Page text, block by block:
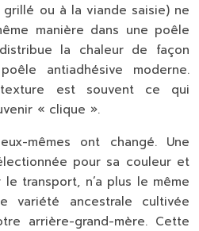
ou à la viande saisie) ne
manière dans une poêle
la chaleur de façon
antiadhésive moderne.
est souvent ce qui
« clique ».
mêmes ont changé. Une
pour sa couleur et
transport, n’a plus le même
variété ancestrale cultivée
arrière-grand-mère. Cette